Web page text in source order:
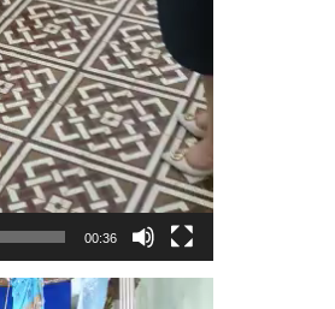
00:36
Tocador